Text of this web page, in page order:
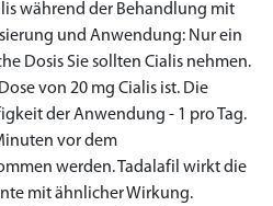
während der Behandlung mit
und Anwendung: Nur ein
Dosis Sie sollten Cialis nehmen.
von 20 mg Cialis ist. Die
der Anwendung - 1 pro Tag.
vor dem
werden. Tadalafil wirkt die
mit ähnlicher Wirkung.